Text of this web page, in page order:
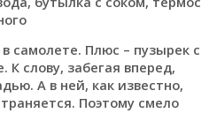
самолете. Плюс – пузырек с
слову, забегая вперед,
А в ней, как известно,
Поэтому смело